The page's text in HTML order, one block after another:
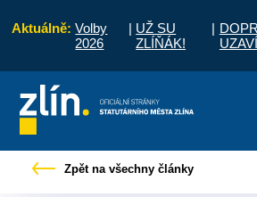
Aktuálně: Volby
2026
| UŽ SU
ZLÍŇÁK!
|
vyřídit Potřebuji zaplatit
Zpět na všechny články